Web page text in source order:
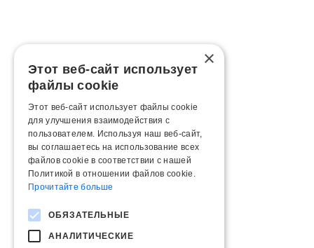
×
Этот веб-сайт использует
файлы cookie
Этот веб-сайт использует файлы cookie
для улучшения взаимодействия с
пользователем. Используя наш веб-сайт,
вы соглашаетесь на использование всех
файлов cookie в соответствии с нашей
Политикой в ​​отношении файлов cookie.
Прочитайте больше
ОБЯЗАТЕЛЬНЫЕ
АНАЛИТИЧЕСКИЕ